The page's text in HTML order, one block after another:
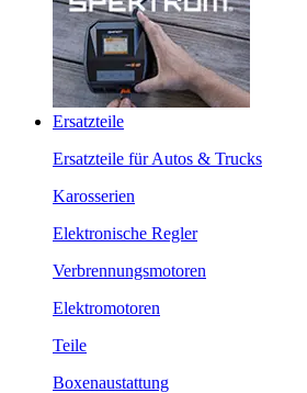
Ersatzteile
Ersatzteile für Autos & Trucks
Karosserien
Elektronische Regler
Verbrennungsmotoren
Elektromotoren
Teile
Boxenaustattung